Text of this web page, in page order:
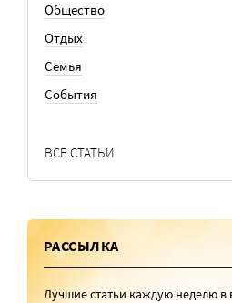
Общество
Отдых
Семья
События
ВСЕ СТАТЬИ
РАССЫЛКА
Лучшие статьи каждую неделю